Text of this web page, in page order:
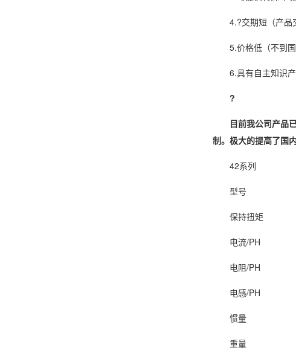
4.?交期短（产品交
5.价格低（不到国
6.具有自主知识产
?
目前我公司产品
制。极大的提高了国
42系列
型号
保持扭矩
电流/PH
电阻/PH
电感/PH
惯量
重量